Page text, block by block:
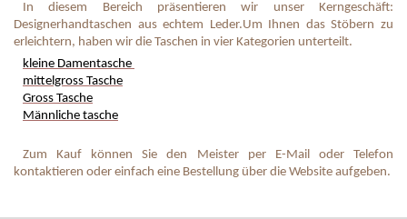
In diesem Bereich präsentieren wir unser Kerngeschäft:
Designerhandtaschen aus echtem Leder.Um Ihnen das Stöbern zu
erleichtern, haben wir die Taschen in vier Kategorien unterteilt.
kleine Damentasche
mittelgross Tasche
Gross Tasche
Männliche tasche
Zum Kauf können Sie den Meister per E-Mail oder Telefon
kontaktieren oder einfach eine Bestellung über die Website aufgeben.